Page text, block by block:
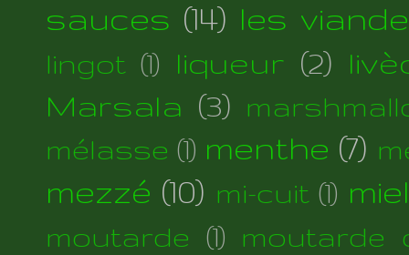
sauces (14) les
lingot (1) liqueur (2)
Marsala (3)
mélasse (1) menthe (7)
mezzé (10) mi-cuit (1) miel
moutarde (1) moutarde